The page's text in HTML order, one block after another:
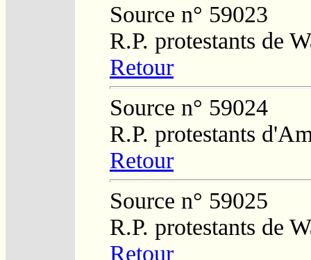
Source n° 59023
R.P. protestants de
Retour
Source n° 59024
R.P. protestants
Retour
Source n° 59025
R.P. protestants de
Retour